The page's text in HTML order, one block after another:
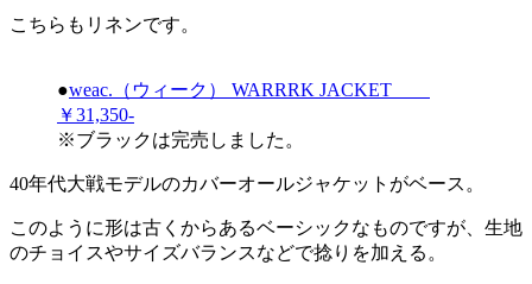
こちらもリネンです。
●weac.（ウィーク） WARRRK JACKET
￥31,350-
※ブラックは完売しました。
40年代大戦モデルのカバーオールジャケットがベース。
このように形は古くからあるベーシックなものですが、生地
のチョイスやサイズバランスなどで捻りを加える。